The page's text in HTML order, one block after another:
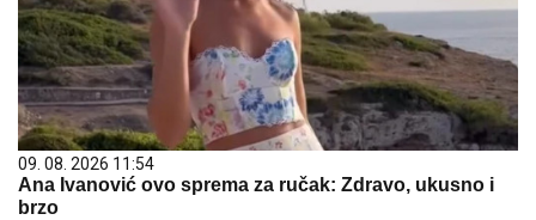
09. 08. 2026 11:54
Ana Ivanović ovo sprema za ručak: Zdravo, ukusno i
brzo